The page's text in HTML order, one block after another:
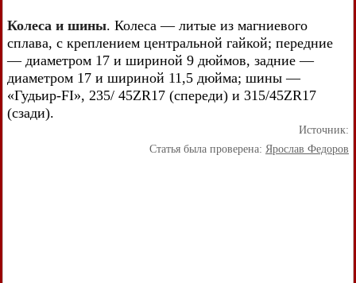
Колеса и шины. Колеса — литые из магниевого
сплава, с креплением центральной гайкой; передние
— диаметром 17 и шириной 9 дюймов, задние —
диаметром 17 и шириной 11,5 дюйма; шины —
«Гудьир-FI», 235/ 45ZR17 (спереди) и 315/45ZR17
(сзади).
Источник:
Статья была проверена: Ярослав Федоров